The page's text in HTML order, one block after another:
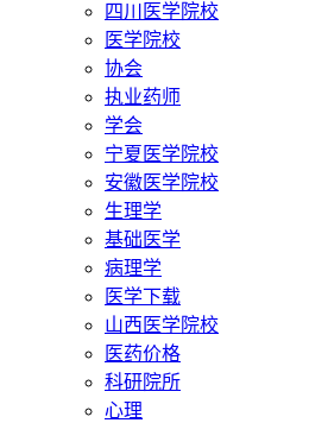
四川医学院校
医学院校
协会
执业药师
学会
宁夏医学院校
安徽医学院校
生理学
基础医学
病理学
医学下载
山西医学院校
医药价格
科研院所
心理